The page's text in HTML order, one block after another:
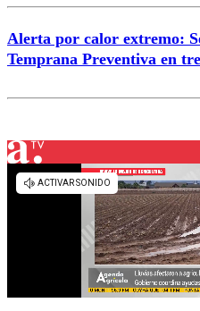
Alerta por calor extremo:
Temprana Preventiva en